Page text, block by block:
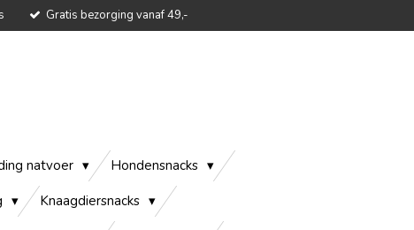
Gratis bezorging vanaf 49,-
natvoer
Hondensnacks
Knaagdiersnacks